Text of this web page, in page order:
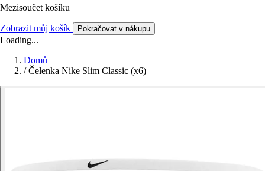
Mezisoučet košíku
Zobrazit můj košík Pokračovat v nákupu
Loading...
Domů
/ Čelenka Nike Slim Classic (x6)